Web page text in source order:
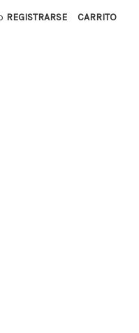
REGISTRARSE CARRITO